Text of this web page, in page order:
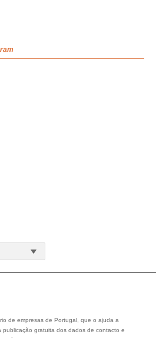
de empresas de Portugal, que o ajuda a
publicação gratuita dos dados de contacto e